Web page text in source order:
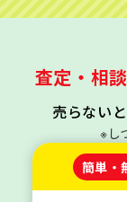
査定・相
売らない
※し
簡単・